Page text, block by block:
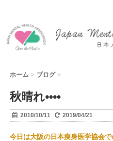
ホーム > ブログ >
秋晴れ••••
2010/10/11 2019/04/21
今日は大阪の日本痩身医学協会